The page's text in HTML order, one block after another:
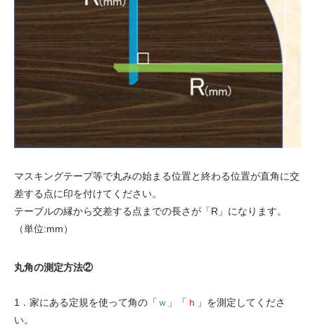
マスキングテープ等で丸みの始まる位置と終わる位置が直角に交
差する点に印を付けてください。
テーブルの縁から交差する点までの長さが「R」になります。
（単位:mm）
丸角の測定方法②
1．家にある定規を使って角の「 ｗ 」「 ｈ 」を測定してくださ
い。